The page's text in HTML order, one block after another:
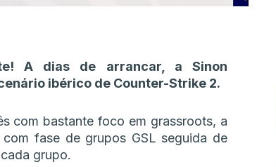
A dias de arrancar, a Sinon
ibérico de Counter-Strike 2.
com bastante foco em grassroots, a
fase de grupos GSL seguida de
grupo.